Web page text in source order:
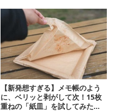
【新発想すぎる】メモ帳のよう
に、ベリッと剥がして次！15枚
重ねの「紙皿」を試してみた